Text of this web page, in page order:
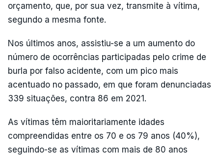
orçamento, que, por sua vez, transmite à vítima,
segundo a mesma fonte.
Nos últimos anos, assistiu-se a um aumento do
número de ocorrências participadas pelo crime de
burla por falso acidente, com um pico mais
acentuado no passado, em que foram denunciadas
339 situações, contra 86 em 2021.
As vítimas têm maioritariamente idades
compreendidas entre os 70 e os 79 anos (40%),
seguindo-se as vítimas com mais de 80 anos